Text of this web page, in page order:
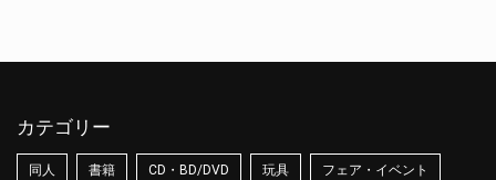
カテゴリー
同人 書籍 CD・BD/DVD 玩具 フェア・イベント